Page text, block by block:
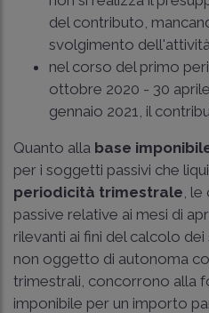
del contributo,
svolgimento
nel corso del primo
ottobre 2020 - 30
gennaio 2021, il
Quanto alla base
per i soggetti passivi che
periodicità trimestrale ,
passive relative ai mesi di
rilevanti ai fini del calcolo
non oggetto di autonoma
trimestrali, concorrono alla
imponibile per un importo